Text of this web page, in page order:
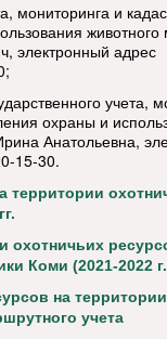
мониторинга и
животного
электронный адрес
учета,
охраны и
Анатольевна,
15-30.
охотничьих
Коми (2021-2022
на
учета